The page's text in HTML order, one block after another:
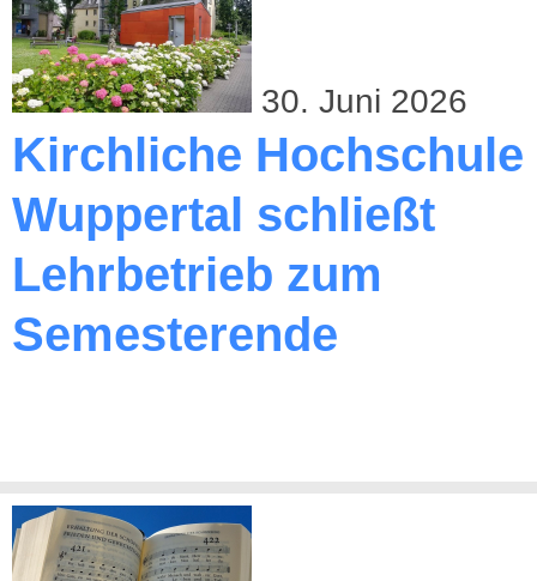
30. Juni 2026
Kirchliche Hochschule
Wuppertal schließt
Lehrbetrieb zum
Semesterende